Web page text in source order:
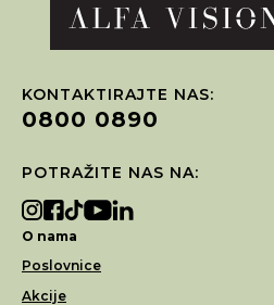
KONTAKTIRAJTE NAS:
0800 0890
POTRAŽITE NAS NA:
O nama
Poslovnice
Akcije